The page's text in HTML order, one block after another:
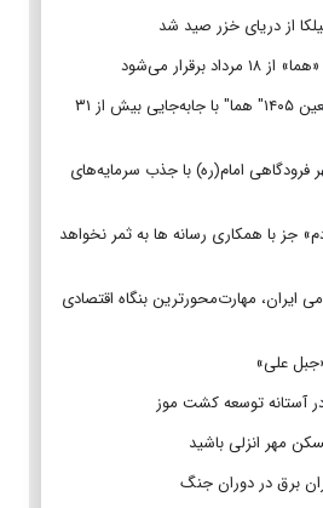
برقرار می‌شود
پایان عملیات پروازی اربعین ۱۴۰۵" هما" با جابه‌جایی بیش از ۳۱
فرودگاهی امام(ره) با جذب سرمایه‌های
جز با همکاری رسانه ها به ثمر نخواهد
ایران، مهارت‌محورترین بنگاه اقتصادی
علی»
توسعه کشت موز
مهر انزلی باشید
برق در دوران جنگ